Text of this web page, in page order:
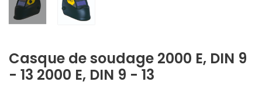
Casque de soudage 2000 E, DIN 9
- 13 2000 E, DIN 9 - 13